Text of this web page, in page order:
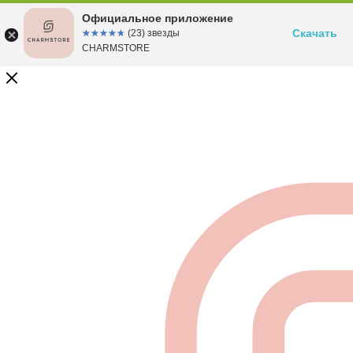
Официальное приложение
☆☆☆☆☆
★★★★★ (23) звезды
CHARMSTORE
Скачать